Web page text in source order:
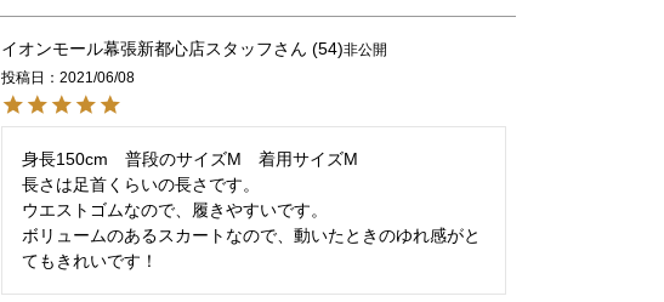
イオンモール幕張新都心店スタッフ 54 非公開
投稿日
2021/06/08
身長150cm　普段のサイズM　着用サイズM
長さは足首くらいの長さです。
ウエストゴムなので、履きやすいです。
ボリュームのあるスカートなので、動いたときのゆれ感がと
てもきれいです！